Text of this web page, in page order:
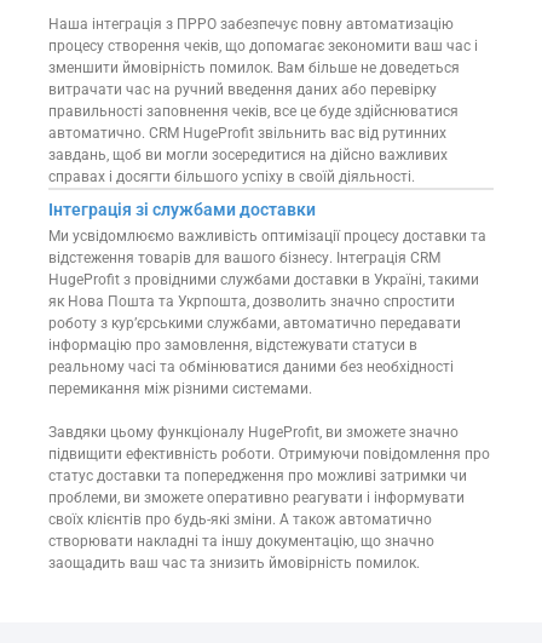
Наша інтеграція з ПРРО забезпечує повну автоматизацію
процесу створення чеків, що допомагає зекономити ваш час і
зменшити ймовірність помилок. Вам більше не доведеться
витрачати час на ручний введення даних або перевірку
правильності заповнення чеків, все це буде здійснюватися
автоматично. CRM HugeProfit звільнить вас від рутинних
завдань, щоб ви могли зосередитися на дійсно важливих
справах і досягти більшого успіху в своїй діяльності.
Інтеграція зі службами доставки
Ми усвідомлюємо важливість оптимізації процесу доставки та
відстеження товарів для вашого бізнесу. Інтеграція CRM
HugeProfit з провідними службами доставки в Україні, такими
як Нова Пошта та Укрпошта, дозволить значно спростити
роботу з кур’єрськими службами, автоматично передавати
інформацію про замовлення, відстежувати статуси в
реальному часі та обмінюватися даними без необхідності
перемикання між різними системами.
Завдяки цьому функціоналу HugeProfit, ви зможете значно
підвищити ефективність роботи. Отримуючи повідомлення про
статус доставки та попередження про можливі затримки чи
проблеми, ви зможете оперативно реагувати і інформувати
своїх клієнтів про будь-які зміни. А також автоматично
створювати накладні та іншу документацію, що значно
заощадить ваш час та знизить ймовірність помилок.